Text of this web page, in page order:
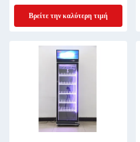
Βρείτε την καλύτερη τιμή